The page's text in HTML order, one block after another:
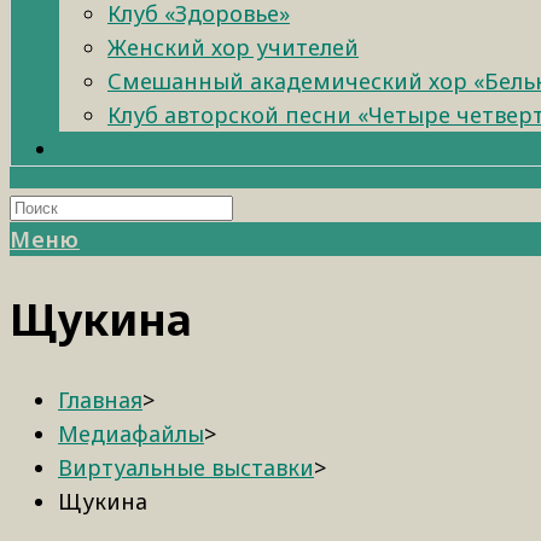
Клуб «Здоровье»
Женский хор учителей
Смешанный академический хор
Клуб авторской песни «Четыре
Меню
Щукина
Главная>
Медиафайлы>
Виртуальные выставки>
Щукина